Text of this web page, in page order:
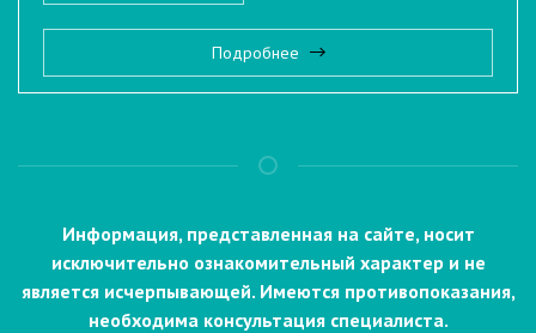
Подробнее
Информация, представленная на сайте, носит
исключительно ознакомительный характер и не
является исчерпывающей. Имеются противопоказания,
необходима консультация специалиста.